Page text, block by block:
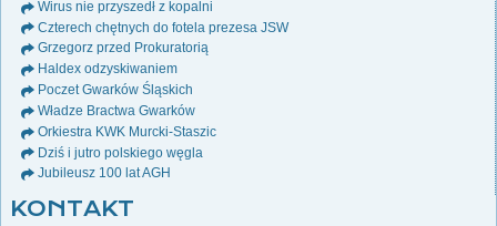
Wirus nie przyszedł z kopalni
Czterech chętnych do fotela prezesa JSW
Grzegorz przed Prokuratorią
Haldex odzyskiwaniem
Poczet Gwarków Śląskich
Władze Bractwa Gwarków
Orkiestra KWK Murcki-Staszic
Dziś i jutro polskiego węgla
Jubileusz 100 lat AGH
KONTAKT